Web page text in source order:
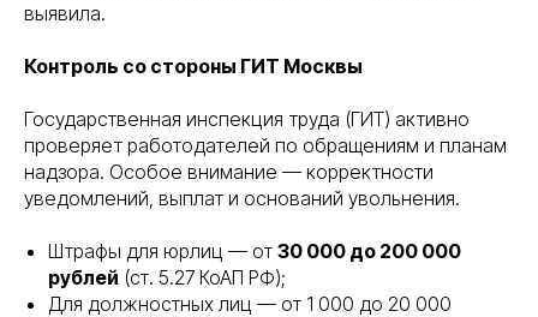
выявила.
Контроль со стороны ГИТ Москвы
Государственная инспекция труда (ГИТ) активно
проверяет работодателей по обращениям и планам
надзора. Особое внимание — корректности
уведомлений, выплат и оснований увольнения.
Штрафы для юрлиц — от 30 000 до 200 000
рублей (ст. 5.27 КоАП РФ);
Для должностных лиц — от 1 000 до 20 000